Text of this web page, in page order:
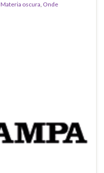
Materia oscura, Onde